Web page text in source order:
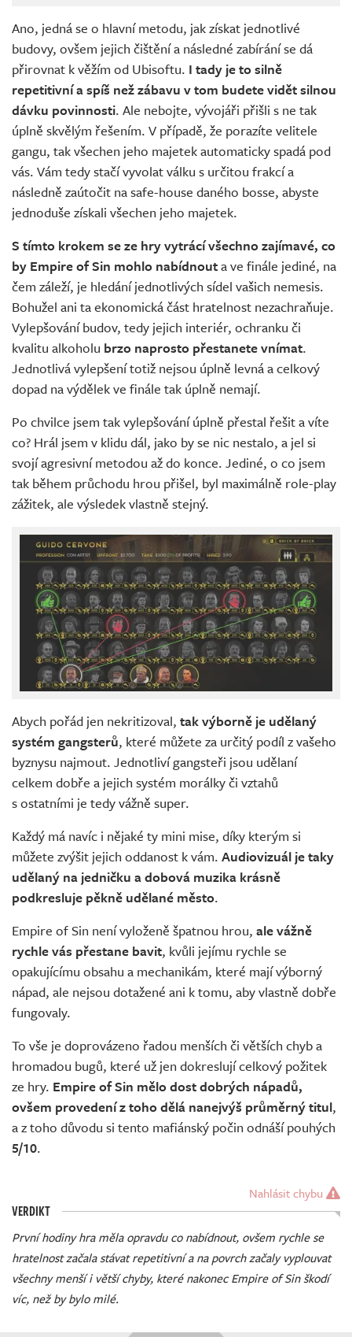
Ano, jedná se o hlavní metodu, jak získat jednotlivé
budovy, ovšem jejich čištění a následné zabírání se dá
přirovnat k věžím od Ubisoftu. I tady je to silně
repetitivní a spíš než zábavu v tom budete vidět silnou
dávku povinnosti. Ale nebojte, vývojáři přišli s ne tak
úplně skvělým řešením. V případě, že porazíte velitele
gangu, tak všechen jeho majetek automaticky spadá pod
vás. Vám tedy stačí vyvolat válku s určitou frakcí a
následně zaútočit na safe-house daného bosse, abyste
jednoduše získali všechen jeho majetek.
S tímto krokem se ze hry vytrácí všechno zajímavé, co
by Empire of Sin mohlo nabídnouta ve finále jediné, na
čem záleží, je hledání jednotlivých sídel vašich nemesis.
Bohužel ani ta ekonomická část hratelnost nezachraňuje.
Vylepšování budov, tedy jejich interiér, ochranku či
kvalitu alkoholu brzo naprosto přestanete vnímat.
Jednotlivá vylepšení totiž nejsou úplně levná a celkový
dopad na výdělek ve finále tak úplně nemají.
Po chvilce jsem tak vylepšování úplně přestal řešit a víte
co? Hrál jsem v klidu dál, jako by se nic nestalo, a jel si
svojí agresivní metodou až do konce. Jediné, o co jsem
tak během průchodu hrou přišel, byl maximálně role-play
zážitek, ale výsledek vlastně stejný.
Abych pořád jen nekritizoval, tak výborně je udělaný
systém gangsterů, které můžete za určitý podíl z vašeho
byznysu najmout. Jednotliví gangsteři jsou udělaní
celkem dobře a jejich systém morálky či vztahů
s ostatními je tedy vážně super.
Každý má navíc i nějaké ty mini mise, díky kterým si
můžete zvýšit jejich oddanost k vám. Audiovizuál je taky
udělaný na jedničku a dobová muzika krásně
podkresluje pěkně udělané město.
Empire of Sin není vyloženě špatnou hrou, ale vážně
rychle vás přestane bavit, kvůli jejímu rychle se
opakujícímu obsahu a mechanikám, které mají výborný
nápad, ale nejsou dotažené ani k tomu, aby vlastně dobře
fungovaly.
To vše je doprovázeno řadou menších či větších chyb a
hromadou bugů, které už jen dokreslují celkový požitek
ze hry. Empire of Sin mělo dost dobrých nápadů,
ovšem provedení z toho dělá nanejvýš průměrný titul,
a z toho důvodu si tento mafiánský počin odnáší pouhých
5/10.
Nahlásit chybu
VERDIKT
První hodiny hra měla opravdu co nabídnout, ovšem rychle se
hratelnost začala stávat repetitivní a na povrch začaly vyplouvat
všechny menší i větší chyby, které nakonec Empire of Sin škodí
víc, než by bylo milé.